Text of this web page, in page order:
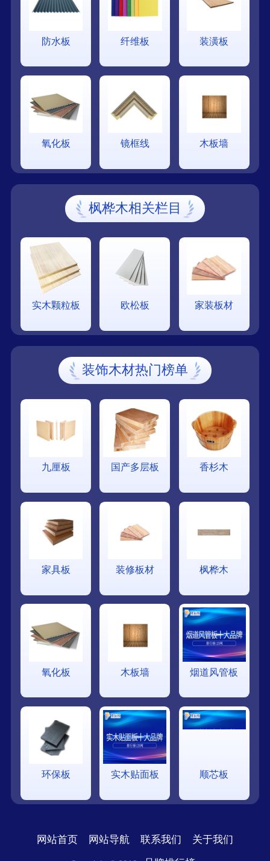
防水板 纤维板 装潢板
氧化板 镜框线 木板墙
枫桦木相关栏目
实木颗粒板 欧松板 家装板材
装饰木材热门榜单
九厘板 国产多层板 香杉木
家具板 装修板材 枫桦木
氧化板 木板墙 烟道风管板
环保板 实木贴面板 顺芯板
网站首页 网站导航 联系我们 关于我们